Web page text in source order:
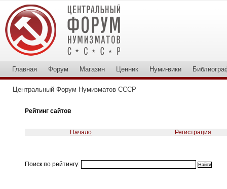
Главная Форум Магазин Ценник Нуми-вики
Центральный Форум Нумизматов СССР
Рейтинг сайтов
Начало Регистрация
Поиск по рейтингу: